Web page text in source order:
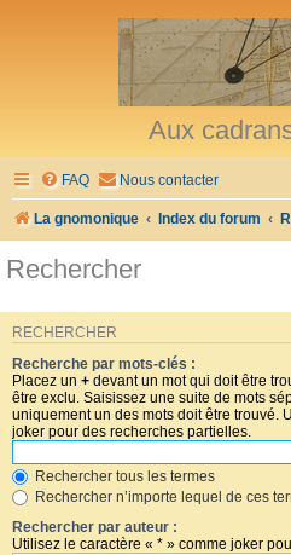
Aux
FAQ Nous contacter
La gnomonique Index du forum
Rechercher
RECHERCHER
Recherche par mots-clés :
Placez un + devant un mot qui doit être
être exclu. Saisissez une suite de mots
uniquement un des mots doit être trouvé.
joker pour des recherches partielles.
Rechercher tous les termes
Rechercher n’importe lequel de ces
Rechercher par auteur :
Utilisez le caractère « * » comme joker